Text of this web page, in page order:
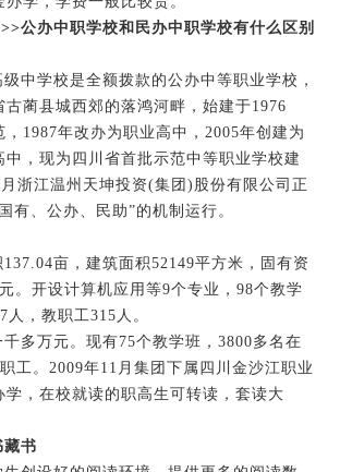
公办中职学校和民办中职学校有什么区别
中学校是全额拨款的公办中等职业学校，
古蔺县城西郊的落鸿河畔，始建于1976
1987年改办为职业高中，2005年创建为
中，现为四川省首批示范中等职业学校建
浙江温州天坤投资(集团)股份有限公司正
有、公办、民助”的机制运行。
亩，建筑面积52149平方米，固有资
。开设计算机应用等9个专业，98个教学
，教职工315人。
多万元。现有75个教学班，3800多名在
工。2009年11月集团下属四川金沙江职业
学，在校就读的职高生可转读，套读大
藏书